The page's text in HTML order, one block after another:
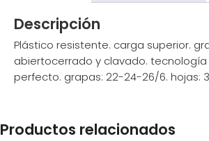
Descripción
Plástico resistente. carga superior.
abiertocerrado y clavado.
perfecto. grapas: 22-24-26/6. hojas:
Productos relacionados